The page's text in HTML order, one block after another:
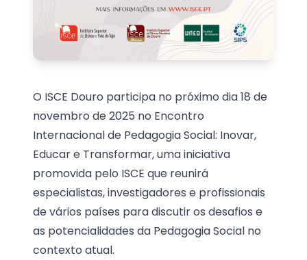
O ISCE Douro participa no próximo dia 18 de
novembro de 2025 no Encontro
Internacional de Pedagogia Social: Inovar,
Educar e Transformar, uma iniciativa
promovida pelo ISCE que reunirá
especialistas, investigadores e profissionais
de vários países para discutir os desafios e
as potencialidades da Pedagogia Social no
contexto atual.